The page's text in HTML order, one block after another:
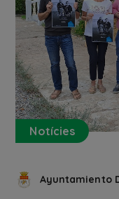
Notícies
Ayuntamiento